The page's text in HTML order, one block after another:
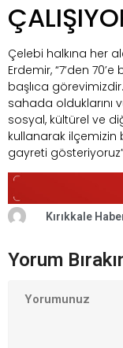
Çelebi halkına her
Erdemir, “7’den
başlıca
sahada olduklarını
sosyal, kültürel ve
kullanarak ilçemizin
gayreti
Kırıkkale
Yorum